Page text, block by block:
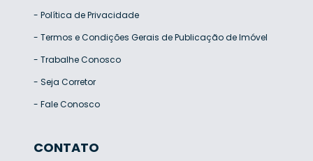
- Política de Privacidade
- Termos e Condições Gerais de Publicação de Imóvel
- Trabalhe Conosco
- Seja Corretor
- Fale Conosco
CONTATO